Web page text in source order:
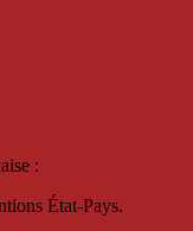
:
État-Pays.